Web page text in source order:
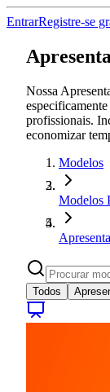
EntrarRegistre-se
Nossa
especificamente
profissionais.
economizar
Modelos
Modelos
Todos